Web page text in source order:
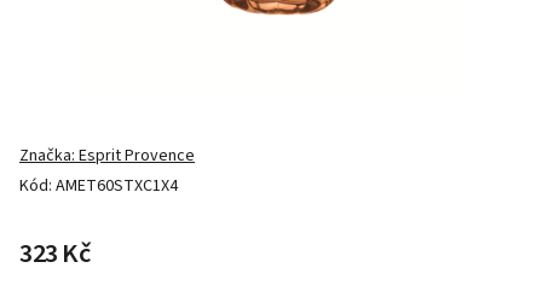
Kód: AMET60STXC1X4
Značka:Esprit Provence
323 Kč